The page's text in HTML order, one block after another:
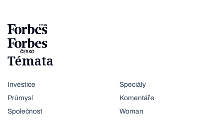
Témata
Investice
Průmysl
Společnost
Speciály
Komentáře
Woman